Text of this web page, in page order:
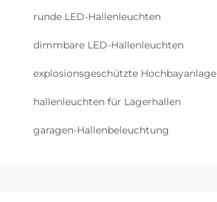
runde LED-Hallenleuchten
dimmbare LED-Hallenleuchten
explosionsgeschützte Hochbayanlage
hallenleuchten für Lagerhallen
garagen-Hallenbeleuchtung